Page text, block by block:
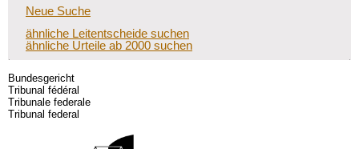
Neue Suche
ähnliche Leitentscheide suchen
ähnliche Urteile ab 2000 suchen
Bundesgericht
Tribunal fédéral
Tribunale federale
Tribunal federal